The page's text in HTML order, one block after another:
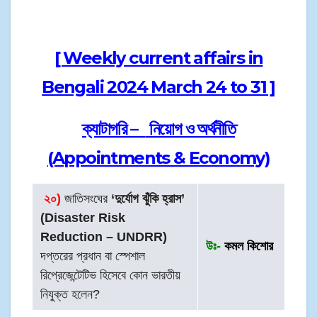
[ Weekly current affairs in
Bengali 2024 March 24 to 31 ]
ক্যাটাগরি – নিয়োগ ও অর্থনীতি
(Appointments & Economy)
২০) জাতিসংঘের ‘দুর্যোগ ঝুঁকি হ্রাস’
(Disaster Risk
Reduction – UNDRR)
দপ্তরের প্রধান বা স্পেশাল
রিপ্রেজেন্টেটিভ হিসেবে কোন ভারতীয়
নিযুক্ত হলেন?
উঃ- কমল কিশোর